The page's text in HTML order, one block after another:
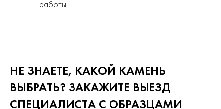
работы.
НЕ ЗНАЕТЕ, КАКОЙ КАМЕНЬ
ВЫБРАТЬ? ЗАКАЖИТЕ ВЫЕЗД
СПЕЦИАЛИСТА С ОБРАЗЦАМИ